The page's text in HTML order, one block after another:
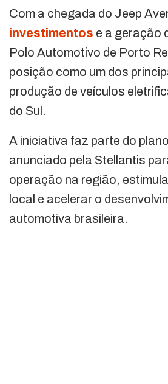
Com a chegada do Jeep
investimentos e a geração
Polo Automotivo de Porto
posição como um dos
produção de veículos
do Sul.
A iniciativa faz parte do
anunciado pela Stellantis
operação na região,
local e acelerar o
automotiva brasileira.